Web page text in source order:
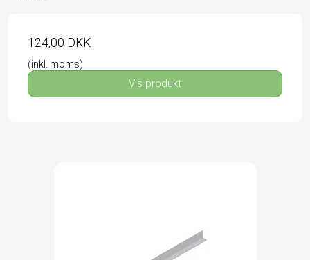
124,00 DKK
(inkl. moms)
Vis produkt